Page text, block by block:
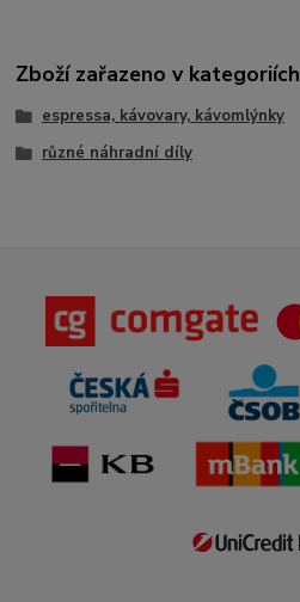
Zboží zařazeno v kategoriích
espressa, kávovary, kávomlýnky
různé náhradní díly